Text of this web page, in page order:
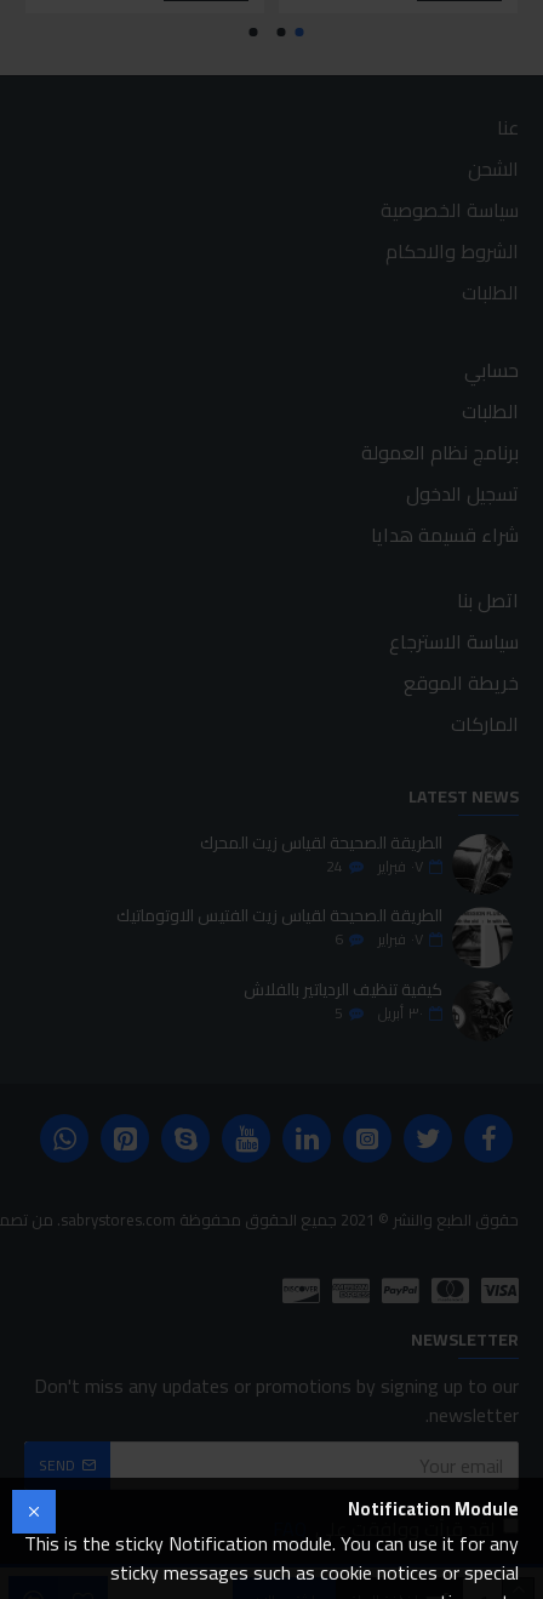
عنا
الشحن
سياسة الخصوصية
الشروط والاحكام
الطلبات
حسابي
الطلبات
برنامج نظام العمولة
تسجيل الدخول
شراء قسيمة هدايا
اتصل بنا
سياسة الاسترجاع
خريطة الموقع
الماركات
LATEST NEWS
الطريقة الصحيحة لقياس زيت المحرك
٠٧ فبراير 24
الطريقة الصحيحة لقياس زيت الفتيس الاوتوماتيك
٠٧ فبراير 6
كيفية تنظيف الردياتير بالفلاش
٣٠ أبريل 5
حقوق الطبع والنشر © 2021 جميع الحقوق محفوظة sabrystores.com. من تصميم-
NEWSLETTER
Don't miss any updates or promotions by signing up to our
newsletter.
SEND
لقد قرأت ووافقت على FAQ
Notification Module
This is the sticky Notification module. You can use it for any
sticky messages such as cookie notices or special